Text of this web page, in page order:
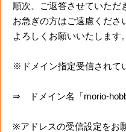
順次、ご返答させていただ
お急ぎの方はご遠慮くださ
よろしくお願いいたします。
※ドメイン指定受信されて
⇒ ドメイン名「morio-
※アドレスの受信設定をお